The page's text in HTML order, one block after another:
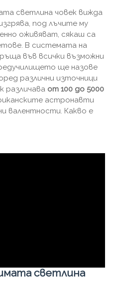
светлина човек вижда
под лъчите му
оживяват, сякаш са
В системата на
във всички възможни
ще назове
различни източници
различава от 100 до 5000
астронавти
валентности. Какво е
светлина